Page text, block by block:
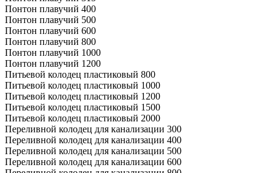
Понтон плавучий 400
Понтон плавучий 500
Понтон плавучий 600
Понтон плавучий 800
Понтон плавучий 1000
Понтон плавучий 1200
Питьевой колодец пластиковый 800
Питьевой колодец пластиковый 1000
Питьевой колодец пластиковый 1200
Питьевой колодец пластиковый 1500
Питьевой колодец пластиковый 2000
Переливной колодец для канализации 300
Переливной колодец для канализации 400
Переливной колодец для канализации 500
Переливной колодец для канализации 600